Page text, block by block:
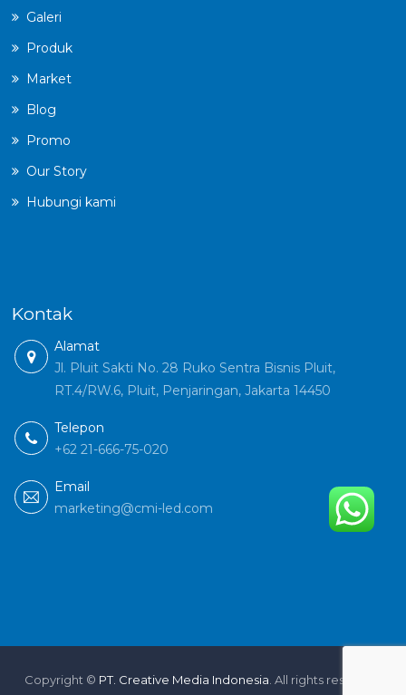
Galeri
Produk
Market
Blog
Promo
Our Story
Hubungi kami
Kontak
Alamat
Jl. Pluit Sakti No. 28 Ruko Sentra Bisnis Pluit,
RT.4/RW.6, Pluit, Penjaringan, Jakarta 14450
Telepon
+62 21-666-75-020
Email
marketing@cmi-led.com
Copyright © PT. Creative Media Indonesia . All rights reserved.